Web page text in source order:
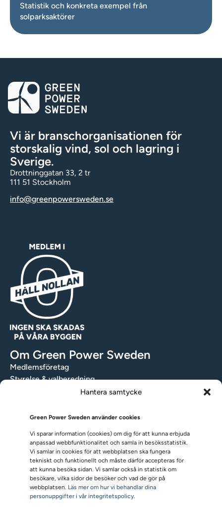
Hantera samtycke
Green Power Sweden använder cookies
Vi sparar information (cookies) om dig för att kunna erbjuda
anpassad webbfunktionalitet och samla in besöks­statistik.
Vi samlar in cookies för att webbplatsen ska fungera
tekniskt och funktionellt och måste därför accepteras för
att kunna besöka sidan. Vi samlar också in statistik om
besökare, vilka sidor de besöker och vad de gör på
webbplatsen. Läs mer om hur vi behandlar dina
personuppgifter i vår integritetspolicy.
Statistik och konkreta exempel från
solparksaktörer
Vi är branschorganisationen för
storskalig vind, sol och lagring i
Sverige.
Drottninggatan 33, 2 tr
111 51 Stockholm
info@greenpowersweden.se
Om Green Power Sweden
Medlemsföretag
Styrelse & valberedning
Medlemsråd
Bli medlem i Green Power Sweden
Prenumerera på nyheter
Ange din e-post nedan för att få ett meddelande när vi
publicerar något nytt. Du kan avprenumerera när som